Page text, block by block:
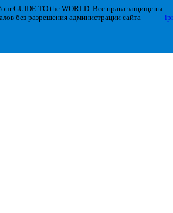
GUIDE TO the WORLD. Все права защищены.
без разрешения администрации сайта